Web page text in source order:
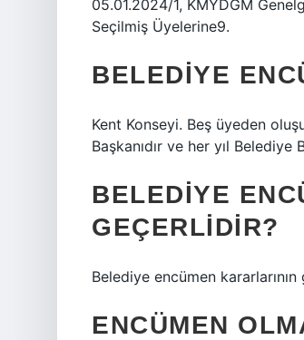
05.01.2024/1, KMYDGM
Seçilmiş Üyelerine9.
BELEDIYE
Kent Konseyi. Beş üyeden
Başkanıdır ve her yıl Belediye
BELEDIYE
GEÇERLIDIR?
Belediye encümen
ENCÜMEN